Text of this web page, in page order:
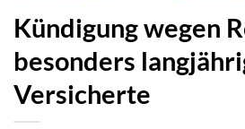
Kündigung wegen
besonders
Versicherte